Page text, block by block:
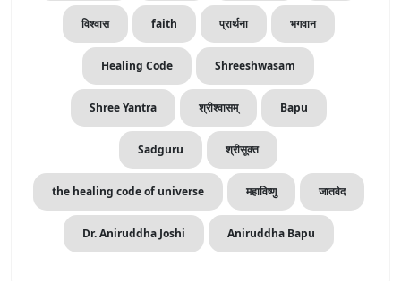
विश्वास faith प्रार्थना भगवान
Healing Code Shreeshwasam
Shree Yantra श्रीश्वासम्‌ Bapu
Sadguru श्रीसूक्त
the healing code of universe महाविष्णु जातवेद
Dr. Aniruddha Joshi Aniruddha Bapu